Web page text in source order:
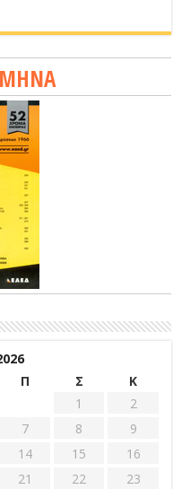
ΜΗΝΑ
Π Σ
Κ
1
2
7 8
9
14 15
16
21 22
23